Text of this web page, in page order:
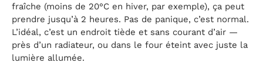
fraîche (moins de 20°C en hiver, par exemple), ça peut
prendre jusqu’à 2 heures. Pas de panique, c’est normal.
L’idéal, c’est un endroit tiède et sans courant d’air —
près d’un radiateur, ou dans le four éteint avec juste la
lumière allumée.